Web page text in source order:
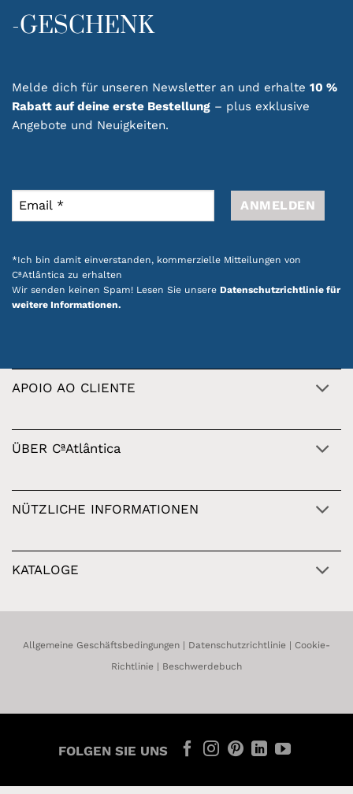
-GESCHENK
Melde dich für unseren Newsletter an und erhalte 10 %
Rabatt auf deine erste Bestellung – plus exklusive
Angebote und Neuigkeiten.
*Ich bin damit einverstanden, kommerzielle Mitteilungen von
CªAtlântica zu erhalten
Wir senden keinen Spam! Lesen Sie unsere Datenschutzrichtlinie für
weitere Informationen.
APOIO AO CLIENTE
ÜBER CªAtlântica
NÜTZLICHE INFORMATIONEN
KATALOGE
Allgemeine Geschäftsbedingungen Datenschutzrichtlinie
Cookie-
Richtlinie
Beschwerdebuch
FOLGEN SIE UNS